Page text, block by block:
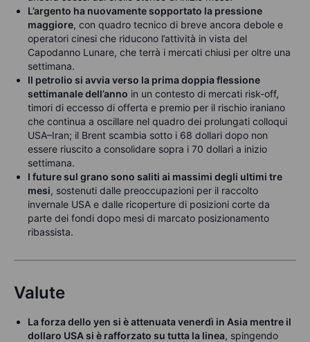
L’argento ha nuovamente sopportato la pressione
maggiore, con quadro tecnico di breve ancora debole e
operatori cinesi che riducono l’attività in vista del
Capodanno Lunare, che terrà i mercati chiusi per oltre una
settimana.
Il petrolio si avvia verso la prima doppia flessione
settimanale dell’anno in un contesto di mercati risk-off,
timori di eccesso di offerta e premio per il rischio iraniano
che continua a oscillare nel quadro dei prolungati colloqui
USA–Iran; il Brent scambia sotto i 68 dollari dopo non
essere riuscito a consolidare sopra i 70 dollari a inizio
settimana.
I future sul grano sono saliti ai massimi degli ultimi tre
mesi, sostenuti dalle preoccupazioni per il raccolto
invernale USA e dalle ricoperture di posizioni corte da
parte dei fondi dopo mesi di marcato posizionamento
ribassista.
Valute
La forza dello yen si è attenuata venerdì in Asia mentre il
dollaro USA si è rafforzato su tutta la linea, spingendo